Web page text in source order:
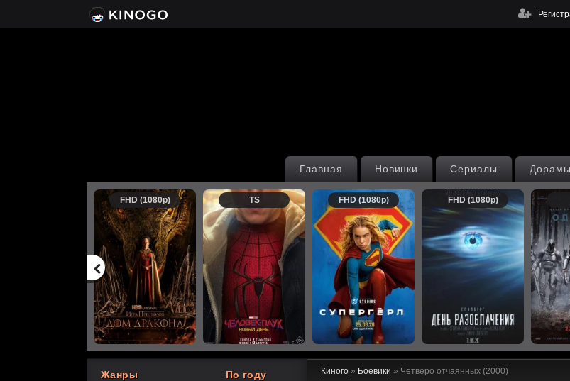
Дорамы
Сериалы
Новинки
Главная
FHD (1080p) TS FHD (1080p) FHD (1080p)
Киного » Боевики » Четверо отчаянных (2000)
Жанры
По году